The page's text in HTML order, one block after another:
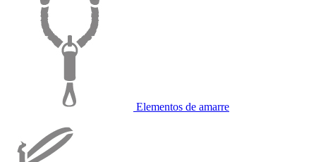
Elementos de amarre